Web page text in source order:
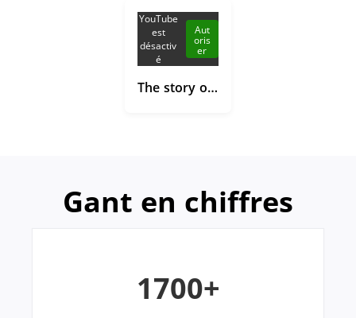
YouTube
est
désactiv
é
Aut
oris
er
The story of Gant
Gant en chiffres
1700+